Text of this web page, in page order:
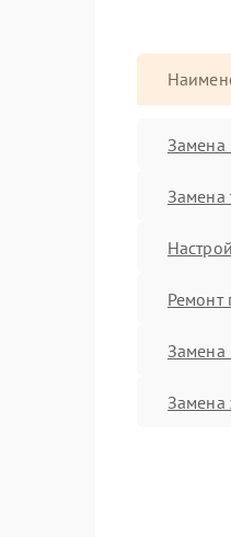
Замена
Замена
Ремонт
Замена
Замена